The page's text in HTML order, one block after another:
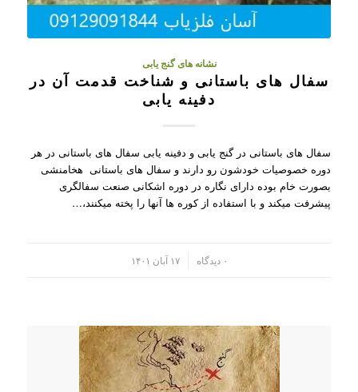
نشانه های گنج یابی
سفال های باستانی و شناخت قدمت آن در
دفینه یابی
سفال های باستانی در گنج یابی و دفینه یابی سفال های باستانی در هر
دوره خصوصیات خودشون رو دارند و سفال های باستانی هخامنشی
بصورت خام بوده دارای نگاره در دوره اشکانی صنعت سفالگری
پیشرفت میکند و با استفاده از کوره ها آنها را پخته میکنند،…
۰ دیدگاه ۱۷ آبان ۱۴۰۱